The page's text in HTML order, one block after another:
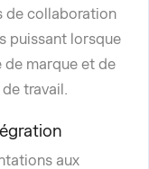
de collaboration
puissant lorsque
de marque et de
travail.
aux